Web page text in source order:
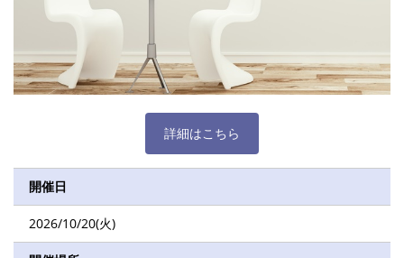
詳細はこちら
開催日
2026/10/20(火)